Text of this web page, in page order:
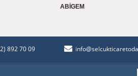
ABİGEM
892 70 09